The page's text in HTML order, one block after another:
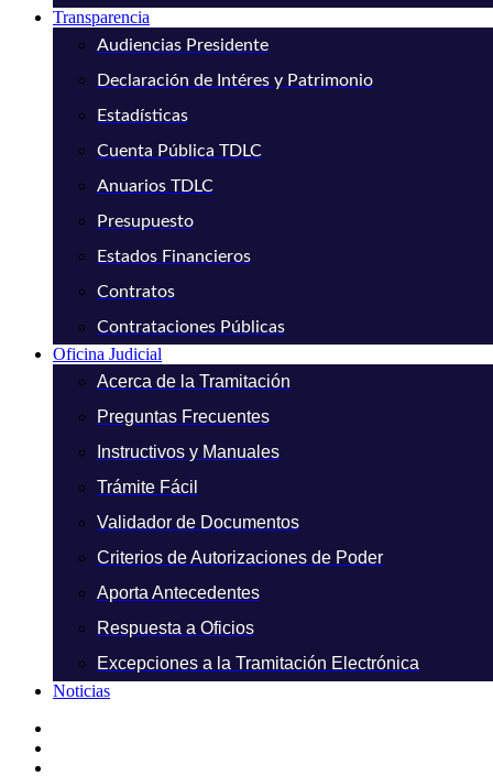
Transparencia
Audiencias Presidente
Declaración de Intéres y Patrimonio
Estadísticas
Cuenta Pública TDLC
Anuarios TDLC
Presupuesto
Estados Financieros
Contratos
Contrataciones Públicas
Oficina Judicial
Acerca de la Tramitación
Preguntas Frecuentes
Instructivos y Manuales
Trámite Fácil
Validador de Documentos
Criterios de Autorizaciones de Poder
Aporta Antecedentes
Respuesta a Oficios
Excepciones a la Tramitación Electrónica
Noticias